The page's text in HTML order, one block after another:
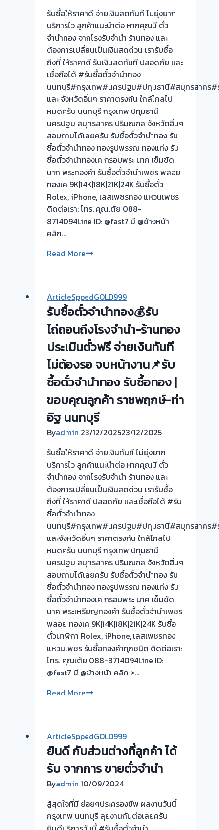
บ้าง
?
รับซื้อให้ราคาดี จ่ายเงินสดทันที ไม่ยุ่งยาก
บริการไว ลูกค้าแนะนำต่อ หากคุณมี ตั๋ว
จำนำทอง จากโรงรับจำนำ ร้านทอง และ
ต้องการเปลี่ยนเป็นเงินสดด่วน เรารับซื้อ
ถึงที่ ให้ราคาดี รับเงินสดทันที ปลอดภัย และ
เชื่อถือได้ #รับซื้อตั๋วจำนำทอง
นนทบุรี#กรุงเทพ#นครปฐม#ปทุมธานี#สมุทรสาคร#
และ จังหวัดอิ่นๆ ราคาตรงกัน ใกล้ไกลไป
หมดครับ นนทบุรี กรุงเทพ ปทุมธานี
นครปฐม สมุทรสาคร ปริมณฑล จังหวัดอิ่นๆ
สอบถามได้เลยครับ รับซื้อตั๋วจำนำทอง รับ
ซื้อตั๋วจำนำทอง ทองรูปพรรณ ทองแท่ง รับ
ซื้อตั๋วจำนำทองเค กรอบพระ นาก เข็มขัด
นาก พระทองคำ รับซื้อตั๋วจำนำเพชร พลอย
ทองเค 9K|14K|18K|21K|24K รับซื้อตั๋ว
Rolex, iPhone, เลสเพชรทอง แหวนเพชร
ติดต่อเรา: โทร. คุณเต้ย 088-
8714094Line ID: @fast7 มี @ข้างหน้า
คลิก…
Read Moreรับ
ทอง
ยินดี
บริการ
💰
รับ
ไถ่ถอน
ถึง
โรง
จำนำ
ร้าน
ทอง
ประเมิน
หน้า
ตั๋ว
ฟรี
จ่าย
สด
ทันที
ไม่
ต้อง
รอ
จบไว
📌
ผล
งาน
วัน
นี➡️รับ
ซื้อ
ตั๋ว
จำนำ
ทอง
นครปฐม
ตั๋ว
จำนำ
ทอง
ยินดี
ประเมิน
หน้า
ArticleSppedGOLD999
รับซื้อตั๋วจำนำทอง💰รับ
ไถ่ถอนถึงโรงจำนำ-ร้านทอง
ประเมินตั๋วฟรี จ่ายเงินทันที
ไม่ต้องรอ จบหน้างาน📌รับ
ซื้อตั๋วจำนำทอง รับซื้อทอง |
ขอบคุณลูกค้า ราชพฤกษ์-ท่า
อิฐ นนทบุรี
Byadmin 23/12/202523/12/2025
รับซื้อให้ราคาดี จ่ายเงินทันที ไม่ยุ่งยาก
บริการไว ลูกค้าแนะนำต่อ หากคุณมี ตั๋ว
จำนำทอง จากโรงรับจำนำ ร้านทอง และ
ต้องการเปลี่ยนเป็นเงินสดด่วน เรารับซื้อ
ถึงที่ ให้ราคาดี ปลอดภัย และเชื่อถือได้ #รับ
ซื้อตั๋วจำนำทอง
นนทบุรี#กรุงเทพ#นครปฐม#ปทุมธานี#สมุทรสาคร#
และจังหวัดอิ่นๆ ราคาตรงกัน ใกล้ไกลไป
หมดครับ นนทบุรี กรุงเทพ ปทุมธานี
นครปฐม สมุทรสาคร ปริมณฑล จังหวัดอิ่นๆ
สอบถามได้เลยครับ รับซื้อตั๋วจำนำทอง รับ
ซื้อตั๋วจำนำทอง ทองรูปพรรณ ทองแท่ง รับ
ซื้อตั๋วจำนำทองเค กรอบพระ นาค เข็มขัด
นาค พระเหรียญทองคำ รับซื้อตั๋วจำนำเพชร
พลอย ทองเค 9K|14K|18K|21K|24K รับซื้อ
ตั๋วนาฬิกา Rolex, iPhone, เลสเพชรทอง
แหวนเพชร รับซื้อทองคำทุกชนิด ติดต่อเรา:
โทร. คุณเต้ย 088-8714094Line ID:
@fast7 มี @ข้างหน้า คลิก >…
Read Moreรับ
ทอง
💰
รับ
ถึง
โรง
จำนำ-
ร้าน
ArticleSppedGOLD999
ยินดี กับส่วนต่างที่ลูกค้า ได้
รับ จากการ ขายตั๋วจำนำ
Byadmin 10/09/2024
สู้สุดใจที่มี ย่อยๆประครองชีพ ผลงานวันนี้
กรุงเทพ นนทบุรี ลุยงานกันต่อเลยครับ